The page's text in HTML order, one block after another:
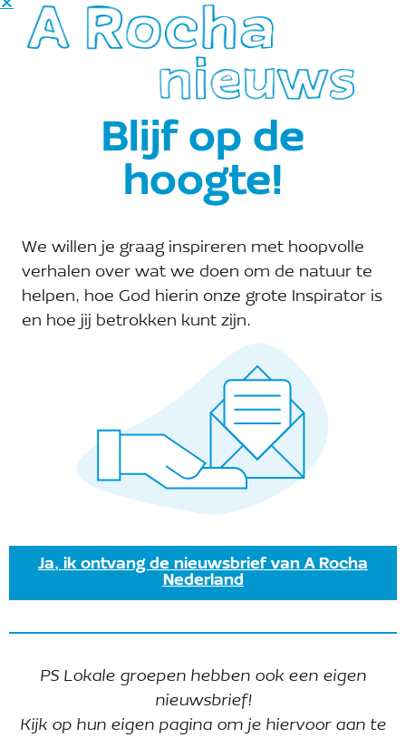
Bekijk de site van Organisator
denhaag@arocha.org
In september gaan we opnieuw
kennismaken met de Duinplas in het
Blijf op de
hoogte!
We willen je graag inspireren met hoopvolle
verhalen over wat we doen om de natuur te
helpen, hoe God hierin onze grote Inspirator is
en hoe jij betrokken kunt zijn.
Ja, ik ontvang de nieuwsbrief van A Rocha
Nederland
PS Lokale groepen hebben ook een eigen
nieuwsbrief!
Kijk op hun eigen pagina om je hiervoor aan te